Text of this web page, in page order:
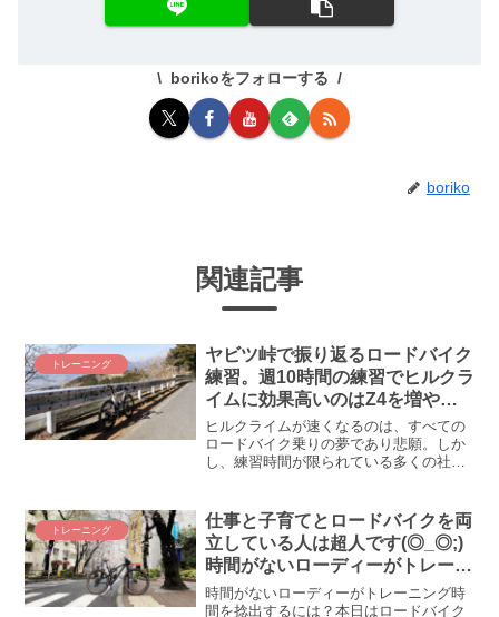
borikoをフォローする
boriko
関連記事
トレーニング
ヤビツ峠で振り返るロードバイク
練習。週10時間の練習でヒルクラ
イムに効果高いのはZ4を増やす
ことではなかろうか!?
ヒルクライムが速くなるのは、すべての
ロードバイク乗りの夢であり悲願。しか
し、練習時間が限られている多くの社会
ん。脚力やレベルにかかわらず、何か良
い指標や目安はないものか？ 登坂力を高
める練習の目安として、ゾーンごとの滞
在時間、特にゾーン4を気にしてみてはど
うでしょう？ 週10時間を練習に費やせる
人は週3時間以上をゾーン4で練習すると
トレーニング
仕事と子育てとロードバイクを両
立している人は超人です(◎_◎;)
時間がないローディーがトレーニ
ングを続ける方法が知りたい！
時間がないローディーがトレーニング時
間を捻出するには？本日はロードバイク